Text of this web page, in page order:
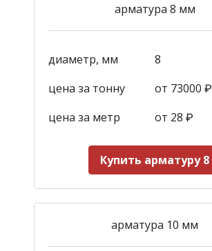
арматура 8 мм
диаметр, мм
8
цена за тонну
от 73000 ₽
цена за метр
от 28 ₽
Купить арматуру 8
арматура 10 мм